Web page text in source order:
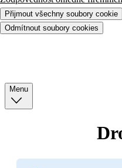
Přijmout všechny soubory cookie
Odmítnout soubory cookies
Menu